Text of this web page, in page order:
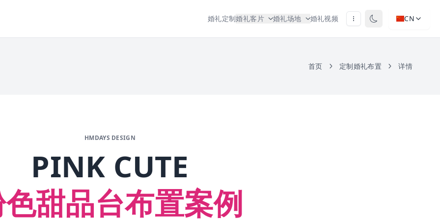
CN
婚礼定制婚礼客片 婚礼场地 婚礼视频
首页 定制婚礼布置 详情
HMDAYS DESIGN
PINK CUTE
甜品台布置案例